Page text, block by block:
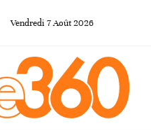
Vendredi 7Août 2026